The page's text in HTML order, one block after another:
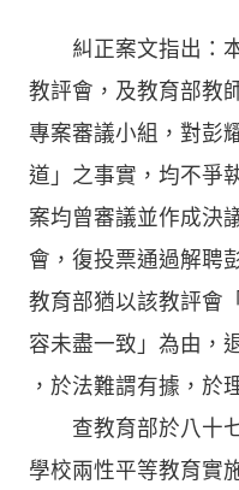
糾正案文指出：本
教評會，及教育部教
專案審議小組，對彭
道」之事實，均不爭
案均曾審議並作成決
會，復投票通過解聘
教育部猶以該教評會
容未盡一致」為由，
，於法難謂有據，於
查教育部於八十七
學校兩性平等教育實